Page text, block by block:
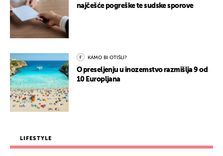
najčešće pogreške te sudske sporove
KAMO BI OTIŠLI?
O preseljenju u inozemstvo razmišlja 9 od
10 Europljana
LIFESTYLE